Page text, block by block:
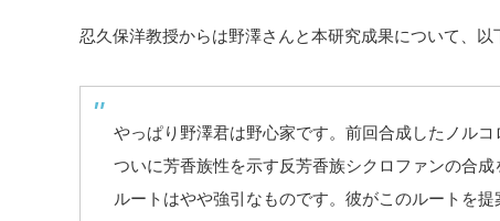
忍久保洋教授からは野澤さんと本研究成果について、以
やっぱり野澤君は野心家です。前回合成したノル
ついに芳香族性を示す反芳香族シクロファンの合
ルートはやや強引なものです。彼がこのルートを